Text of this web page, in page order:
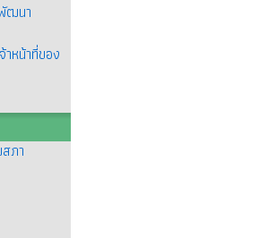
ฒนา
หน้าที่ของ
ภา